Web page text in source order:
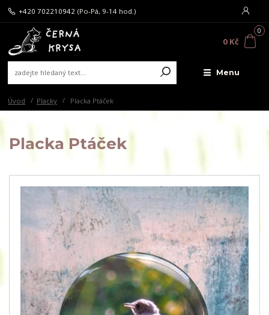
Menu
+420 702210942 (Po-Pá, 9-14 hod.)
0
0 Kč
Úvod Placky Placka Ptáček
Placka Ptáček